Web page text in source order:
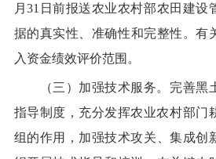
月31 日前报送农业农村部农田建设
据的真实性 、准确性和完整性 。有
入资金绩效评价范围。
（三）加强技术服务。 完善黑
指导制度，充分发挥农业农村部门
组 的作用， 加强技术攻关 、集成创